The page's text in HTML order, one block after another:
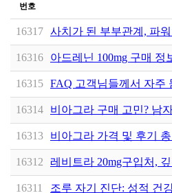
번호
16317 사치가 된 부부관계, 파
16316 아드레닌 100mg 구매
16315 FAQ 고객님들께서 자주
16314 비아그라 구매 고민? 남
16313 비아그라 가격 및 후기
16312 레비트라 20mg구입처,
16311 조루 자기 진단: 성적 건